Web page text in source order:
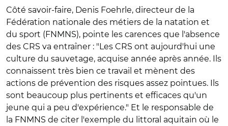
Côté savoir-faire, Denis Foehrle, directeur de la
Fédération nationale des métiers de la natation et
du sport (FNMNS), pointe les carences que l'absence
des CRS va entraîner : "Les CRS ont aujourd'hui une
culture du sauvetage, acquise année après année. Ils
connaissent très bien ce travail et mènent des
actions de prévention des risques assez pointues. Ils
sont beaucoup plus pertinents et efficaces qu'un
jeune qui a peu d'expérience." Et le responsable de
la FNMNS de citer l'exemple du littoral aquitain où le